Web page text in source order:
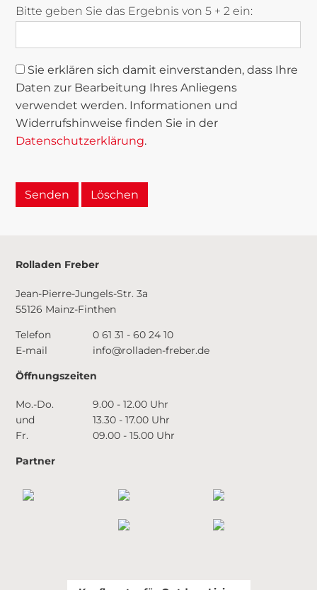
Bitte geben Sie das Ergebnis von 5 + 2 ein:
Sie erklären sich damit einverstanden, dass Ihre
Daten zur Bearbeitung Ihres Anliegens
verwendet werden. Informationen und
Widerrufshinweise finden Sie in der
Datenschutzerklärung.
Rolladen Freber
Jean-Pierre-Jungels-Str. 3a
55126 Mainz-Finthen
Telefon
0 61 31 - 60 24 10
E-mail
info@rolladen-freber.de
Öffnungszeiten
Mo.-Do.
9.00 - 12.00 Uhr
und
13.30 - 17.00 Uhr
Fr.
09.00 - 15.00 Uhr
Partner